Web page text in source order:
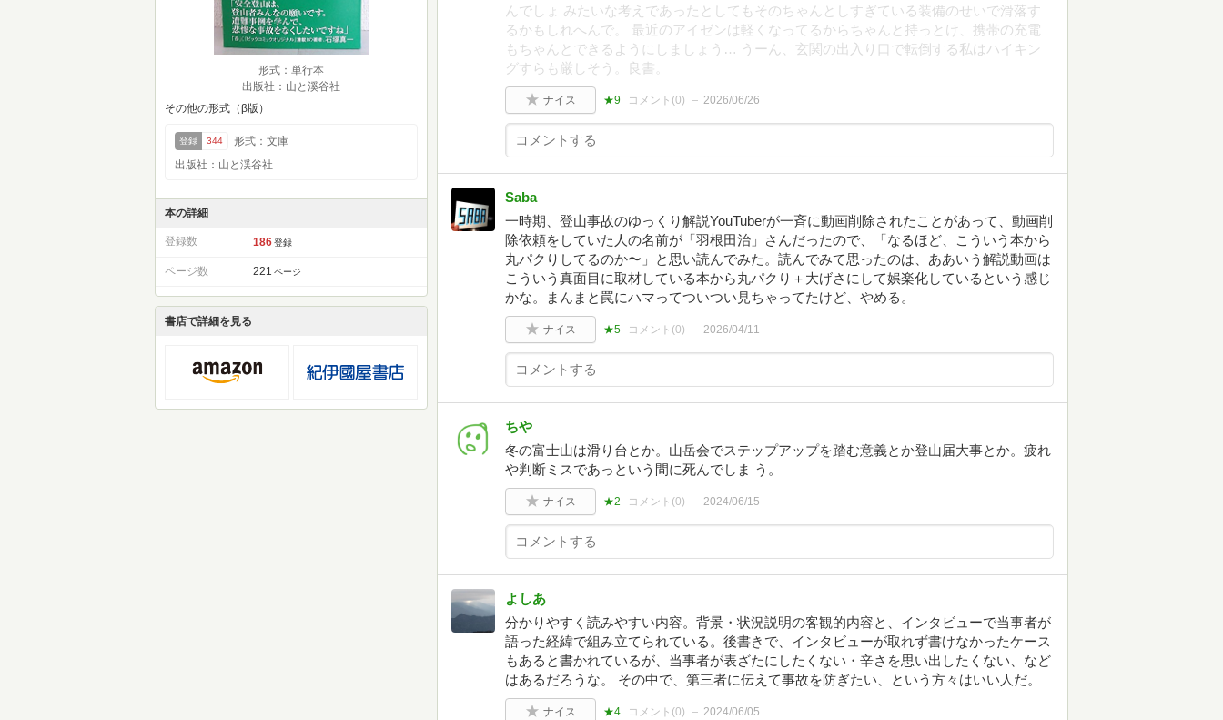
形式：単行本
出版社：山と溪谷社
その他の形式（β版）
登録 344
形式：文庫
出版社：山と渓谷社
本の詳細
登録数 186 登録
ページ数 221 ページ
書店で詳細を見る
んでしょ みたいな考えであったとしてもそのちゃんとしすぎている装備のせいで滑落す
るかもしれへんで。 最近のアイゼンは軽くなってるからちゃんと持っとけ、携帯の充電
もちゃんとできるようにしましょう… うーん、玄関の出入り口で転倒する私はハイキン
グすらも厳しそう。良書。
ナイス ★9 コメント(0) 2026/06/26
Saba
一時期、登山事故のゆっくり解説YouTuberが一斉に動画削除されたことがあって、動画削
除依頼をしていた人の名前が「羽根田治」さんだったので、「なるほど、こういう本から
丸パクりしてるのか〜」と思い読んでみた。読んでみて思ったのは、ああいう解説動画は
こういう真面目に取材している本から丸パクり＋大げさにして娯楽化しているという感じ
かな。まんまと罠にハマってついつい見ちゃってたけど、やめる。
ナイス ★5 コメント(0) 2026/04/11
ちや
冬の富士山は滑り台とか。山岳会でステップアップを踏む意義とか登山届大事とか。疲れ
や判断ミスであっという間に死んでしま う。
ナイス ★2 コメント(0) 2024/06/15
よしあ
分かりやすく読みやすい内容。背景・状況説明の客観的内容と、インタビューで当事者が
語った経緯で組み立てられている。後書きで、インタビューが取れず書けなかったケース
もあると書かれているが、当事者が表ざたにしたくない・辛さを思い出したくない、など
はあるだろうな。 その中で、第三者に伝えて事故を防ぎたい、という方々はいい人だ。
ナイス ★4 コメント(0) 2024/06/05